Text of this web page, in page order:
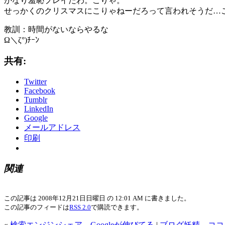
せっかくのクリスマスにこりゃねーだろって言われそうだ…
教訓：時間がないならやるな
Ω＼ζ°)ﾁｰﾝ
共有:
Twitter
Facebook
Tumblr
LinkedIn
Google
メールアドレス
印刷
関連
この記事は 2008年12月21日日曜日 の 12:01 AM に書きました。
この記事のフィードはRSS 2.0で購読できます。